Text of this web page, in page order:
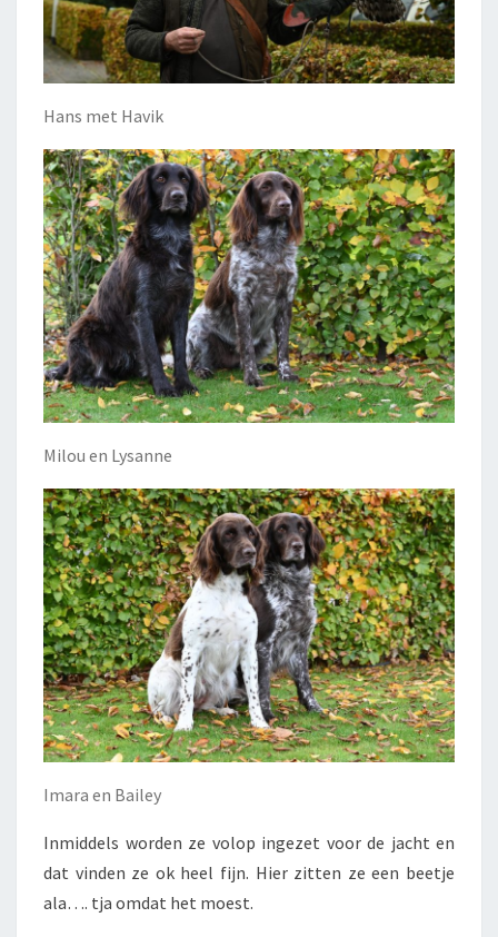
Hans met Havik
Milou en Lysanne
Imara en Bailey
Inmiddels worden ze volop ingezet voor de jacht en
dat vinden ze ok heel fijn. Hier zitten ze een beetje
ala…. tja omdat het moest.